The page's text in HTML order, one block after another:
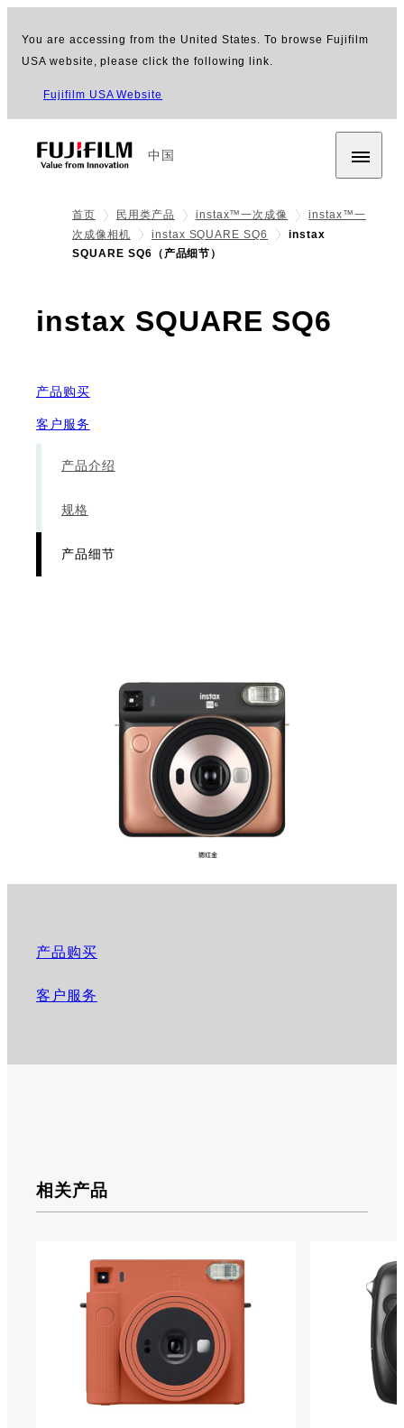
You are accessing from the United States. To browse Fujifilm
USA website, please click the following link.
Fujifilm USA Website
中国
首页 民用类产品 instax™一次成像
instax™一
次成像相机
instax SQUARE SQ6
instax
SQUARE SQ6（产品细节）
instax SQUARE SQ6
产品购买
客户服务
产品介绍
规格
产品细节
产品购买
客户服务
相关产品